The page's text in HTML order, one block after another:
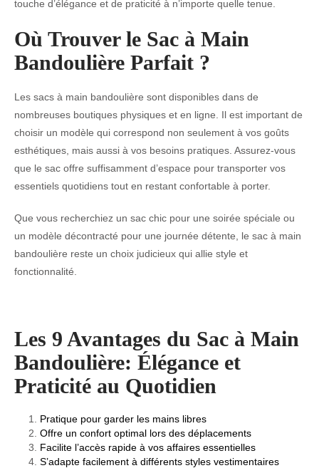
touche d’élégance et de praticité à n’importe quelle tenue.
Où Trouver le Sac à Main
Bandoulière Parfait ?
Les sacs à main bandoulière sont disponibles dans de
nombreuses boutiques physiques et en ligne. Il est important de
choisir un modèle qui correspond non seulement à vos goûts
esthétiques, mais aussi à vos besoins pratiques. Assurez-vous
que le sac offre suffisamment d’espace pour transporter vos
essentiels quotidiens tout en restant confortable à porter.
Que vous recherchiez un sac chic pour une soirée spéciale ou
un modèle décontracté pour une journée détente, le sac à main
bandoulière reste un choix judicieux qui allie style et
fonctionnalité.
Les 9 Avantages du Sac à Main
Bandoulière: Élégance et
Praticité au Quotidien
Pratique pour garder les mains libres
Offre un confort optimal lors des déplacements
Facilite l’accès rapide à vos affaires essentielles
S’adapte facilement à différents styles vestimentaires